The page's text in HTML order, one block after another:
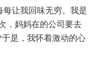
让我回味无穷。我是
，妈妈在的公司要去
是，我怀着激动的心